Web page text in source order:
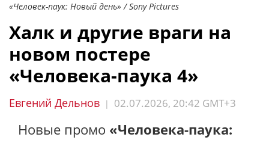
«Человек-паук: Новый день» / Sony Pictures
Халк и другие враги на
новом постере
«Человека-паука 4»
Евгений Дельнов | 02.07.2026, 20:42 GMT+3
Новые промо «Человека-паука: